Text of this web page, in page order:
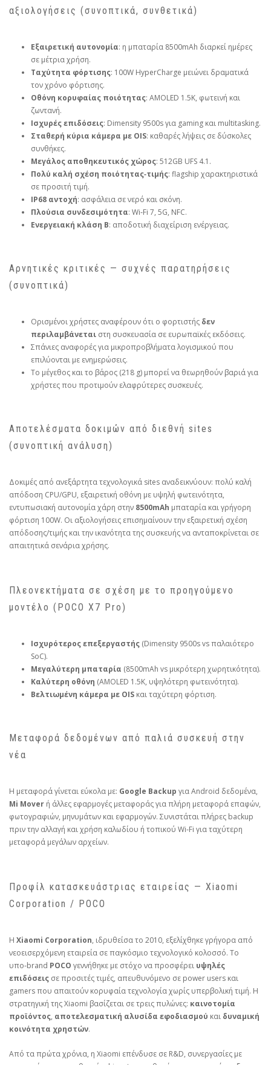
αξιολογήσεις (συνοπτικά, συνθετικά)
Εξαιρετική αυτονομία: η μπαταρία 8500mAh διαρκεί ημέρες
σε μέτρια χρήση.
Ταχύτητα φόρτισης: 100W HyperCharge μειώνει δραματικά
τον χρόνο φόρτισης.
Οθόνη κορυφαίας ποιότητας: AMOLED 1.5K, φωτεινή και
ζωντανή.
Ισχυρές επιδόσεις: Dimensity 9500s για gaming και multitasking.
Σταθερή κύρια κάμερα με OIS: καθαρές λήψεις σε δύσκολες
συνθήκες.
Μεγάλος αποθηκευτικός χώρος: 512GB UFS 4.1.
Πολύ καλή σχέση ποιότητας‑τιμής: flagship χαρακτηριστικά
σε προσιτή τιμή.
IP68 αντοχή: ασφάλεια σε νερό και σκόνη.
Πλούσια συνδεσιμότητα: Wi‑Fi 7, 5G, NFC.
Ενεργειακή κλάση B: αποδοτική διαχείριση ενέργειας.
Αρνητικές κριτικές — συχνές παρατηρήσεις
(συνοπτικά)
Ορισμένοι χρήστες αναφέρουν ότι ο φορτιστής δεν
περιλαμβάνεται στη συσκευασία σε ευρωπαϊκές εκδόσεις.
Σπάνιες αναφορές για μικροπροβλήματα λογισμικού που
επιλύονται με ενημερώσεις.
Το μέγεθος και το βάρος (218 g) μπορεί να θεωρηθούν βαριά για
χρήστες που προτιμούν ελαφρύτερες συσκευές.
Αποτελέσματα δοκιμών από διεθνή sites
(συνοπτική ανάλυση)
Δοκιμές από ανεξάρτητα τεχνολογικά sites αναδεικνύουν: πολύ καλή
απόδοση CPU/GPU, εξαιρετική οθόνη με υψηλή φωτεινότητα,
εντυπωσιακή αυτονομία χάρη στην 8500mAh μπαταρία και γρήγορη
φόρτιση 100W. Οι αξιολογήσεις επισημαίνουν την εξαιρετική σχέση
απόδοσης/τιμής και την ικανότητα της συσκευής να ανταποκρίνεται σε
απαιτητικά σενάρια χρήσης.
Πλεονεκτήματα σε σχέση με το προηγούμενο
μοντέλο (POCO X7 Pro)
Ισχυρότερος επεξεργαστής (Dimensity 9500s vs παλαιότερο
SoC).
Μεγαλύτερη μπαταρία (8500mAh vs μικρότερη χωρητικότητα).
Καλύτερη οθόνη (AMOLED 1.5K, υψηλότερη φωτεινότητα).
Βελτιωμένη κάμερα με OIS και ταχύτερη φόρτιση.
Μεταφορά δεδομένων από παλιά συσκευή στην
νέα
Η μεταφορά γίνεται εύκολα με: Google Backup για Android δεδομένα,
Mi Mover ή άλλες εφαρμογές μεταφοράς για πλήρη μεταφορά επαφών,
φωτογραφιών, μηνυμάτων και εφαρμογών. Συνιστάται πλήρες backup
πριν την αλλαγή και χρήση καλωδίου ή τοπικού Wi‑Fi για ταχύτερη
μεταφορά μεγάλων αρχείων.
Προφίλ κατασκευάστριας εταιρείας — Xiaomi
Corporation / POCO
Η Xiaomi Corporation, ιδρυθείσα το 2010, εξελίχθηκε γρήγορα από
νεοεισερχόμενη εταιρεία σε παγκόσμιο τεχνολογικό κολοσσό. Το
υπο‑brand POCO γεννήθηκε με στόχο να προσφέρει υψηλές
επιδόσεις σε προσιτές τιμές, απευθυνόμενο σε power users και
gamers που απαιτούν κορυφαία τεχνολογία χωρίς υπερβολική τιμή. Η
στρατηγική της Xiaomi βασίζεται σε τρεις πυλώνες: καινοτομία
προϊόντος, αποτελεσματική αλυσίδα εφοδιασμού και δυναμική
κοινότητα χρηστών.
Από τα πρώτα χρόνια, η Xiaomi επένδυσε σε R&D, συνεργασίες με